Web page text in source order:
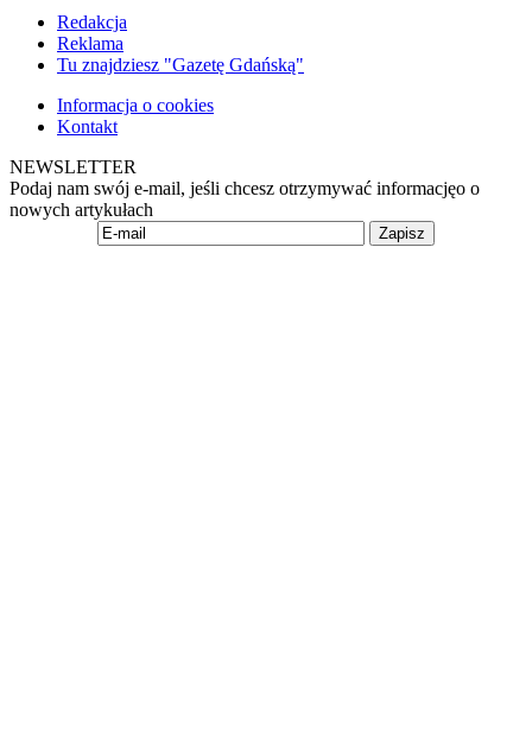
Redakcja
Reklama
Tu znajdziesz "Gazetę Gdańską"
Informacja o cookies
Kontakt
NEWSLETTER
Podaj nam swój e-mail, jeśli chcesz otrzymywać informacjęo o
nowych artykułach
Zapisz